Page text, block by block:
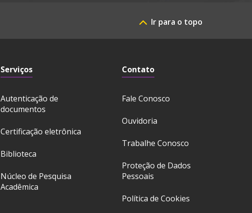
Ir para o topo
Serviços
Autenticação de
documentos
Certificação eletrônica
Biblioteca
Núcleo de Pesquisa
Acadêmica
Contato
Fale Conosco
Ouvidoria
Trabalhe Conosco
Proteção de Dados
Pessoais
Política de Cookies